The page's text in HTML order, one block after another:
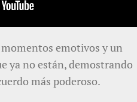
emotivos y un
ya no están, demostrando
más poderoso.